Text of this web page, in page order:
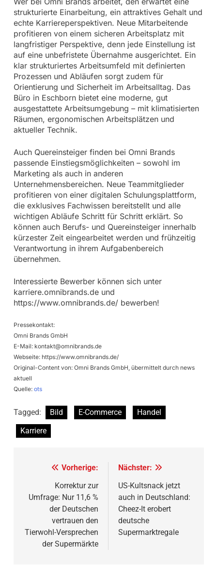
strukturierte Einarbeitung, ein attraktives Gehalt und
echte Karriereperspektiven. Neue Mitarbeitende
profitieren von einem sicheren Arbeitsplatz mit
langfristiger Perspektive, denn jede Einstellung ist
auf eine unbefristete Übernahme ausgerichtet. Ein
klar strukturiertes Arbeitsumfeld mit definierten
Prozessen und Abläufen sorgt zudem für
Orientierung und Sicherheit im Arbeitsalltag. Das
Büro in Eschborn bietet eine moderne, gut
ausgestattete Arbeitsumgebung – mit klimatisierten
Räumen, ergonomischen Arbeitsplätzen und
aktueller Technik.
Auch Quereinsteiger finden bei Omni Brands
passende Einstiegsmöglichkeiten – sowohl im
Marketing als auch in anderen
Unternehmensbereichen. Neue Teammitglieder
profitieren von einer digitalen Schulungsplattform,
die exklusives Fachwissen bereitstellt und alle
wichtigen Abläufe Schritt für Schritt erklärt. So
können auch Berufs- und Quereinsteiger innerhalb
kürzester Zeit eingearbeitet werden und frühzeitig
Verantwortung in ihrem Aufgabenbereich
übernehmen.
Interessierte Bewerber können sich unter
karriere.omnibrands.de und
https://www.omnibrands.de/ bewerben!
Pressekontakt:
Omni Brands GmbH
E-Mail: kontakt@omnibrands.de
Webseite: https://www.omnibrands.de/
Original-Content von: Omni Brands GmbH, übermittelt durch news
aktuell
Quelle: ots
Tagged: Bild E-Commerce
Handel
Karriere
Beitragsnavigation
Vorherige:
Korrektur zur
Umfrage: Nur 11,6 %
der Deutschen
vertrauen den
Tierwohl-Versprechen
der Supermärkte
Nächster:
US-Kultsnack jetzt
auch in Deutschland:
Cheez-It erobert
deutsche
Supermarktregale